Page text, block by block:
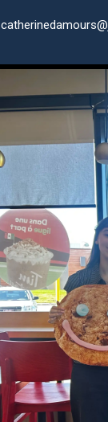
catherinedamours